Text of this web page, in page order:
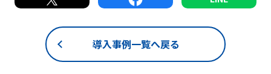
導入事例一覧へ戻る